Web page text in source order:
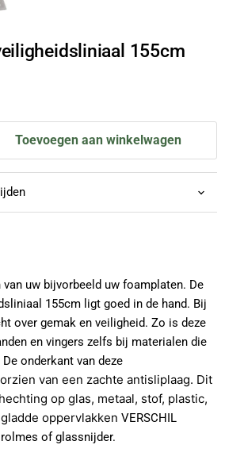
155cm
Toevoegen aan winkelwagen
uw bijvorbeeld uw foamplaten. De
155cm ligt goed in de hand. Bij
over gemak en veiligheid. Zo is deze
en vingers zelfs bij materialen die
onderkant van deze
van een zachte antisliplaag. Dit
op glas, metaal, stof, plastic,
oppervlakken VERSCHIL
of glassnijder.